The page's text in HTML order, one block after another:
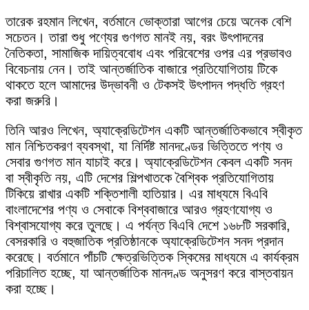
তারেক রহমান লিখেন, বর্তমানে ভোক্তারা আগের চেয়ে অনেক বেশি
সচেতন। তারা শুধু পণ্যের গুণগত মানই নয়, বরং উৎপাদনের
নৈতিকতা, সামাজিক দায়িত্ববোধ এবং পরিবেশের ওপর এর প্রভাবও
বিবেচনায় নেন। তাই আন্তর্জাতিক বাজারে প্রতিযোগিতায় টিকে
থাকতে হলে আমাদের উদ্ভাবনী ও টেকসই উৎপাদন পদ্ধতি গ্রহণ
করা জরুরি।
তিনি আরও লিখেন, অ্যাক্রেডিটেশন একটি আন্তর্জাতিকভাবে স্বীকৃত
মান নিশ্চিতকরণ ব্যবস্থা, যা নির্দিষ্ট মানদণ্ডের ভিত্তিতে পণ্য ও
সেবার গুণগত মান যাচাই করে। অ্যাক্রেডিটেশন কেবল একটি সনদ
বা স্বীকৃতি নয়, এটি দেশের শিল্পখাতকে বৈশ্বিক প্রতিযোগিতায়
টিকিয়ে রাখার একটি শক্তিশালী হাতিয়ার। এর মাধ্যমে বিএবি
বাংলাদেশের পণ্য ও সেবাকে বিশ্ববাজারে আরও গ্রহণযোগ্য ও
বিশ্বাসযোগ্য করে তুলছে। এ পর্যন্ত বিএবি দেশে ১৬৮টি সরকারি,
বেসরকারি ও বহুজাতিক প্রতিষ্ঠানকে অ্যাক্রেডিটেশন সনদ প্রদান
করেছে। বর্তমানে পাঁচটি ক্ষেত্রভিত্তিক স্কিমের মাধ্যমে এ কার্যক্রম
পরিচালিত হচ্ছে, যা আন্তর্জাতিক মানদণ্ড অনুসরণ করে বাস্তবায়ন
করা হচ্ছে।